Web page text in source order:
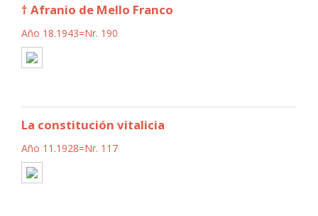
† Afranio de Mello Franco
Año 18.1943=Nr. 190
La constitución vitalicia
Año 11.1928=Nr. 117